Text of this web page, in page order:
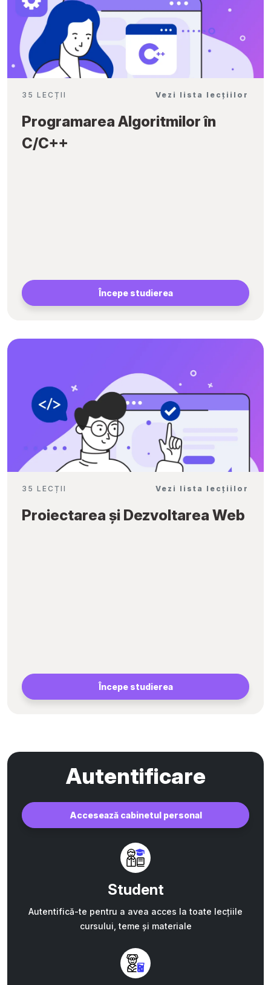
35 LECȚII Vezi lista lecțiilor
Programarea Algoritmilor în
C/C++
Începe studierea
35 LECȚII Vezi lista lecțiilor
Proiectarea și Dezvoltarea Web
Începe studierea
Autentificare
Accesează cabinetul personal
Student
Autentifică-te pentru a avea acces la toate lecțiile
cursului, teme și materiale